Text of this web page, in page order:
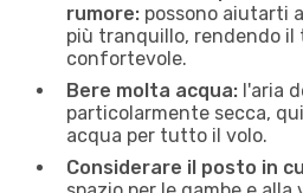
rumore: possono aiutarti
più tranquillo, rendendo il
confortevole.
Bere molta acqua: l'aria
particolarmente secca,
acqua per tutto il volo.
Considerare il posto in